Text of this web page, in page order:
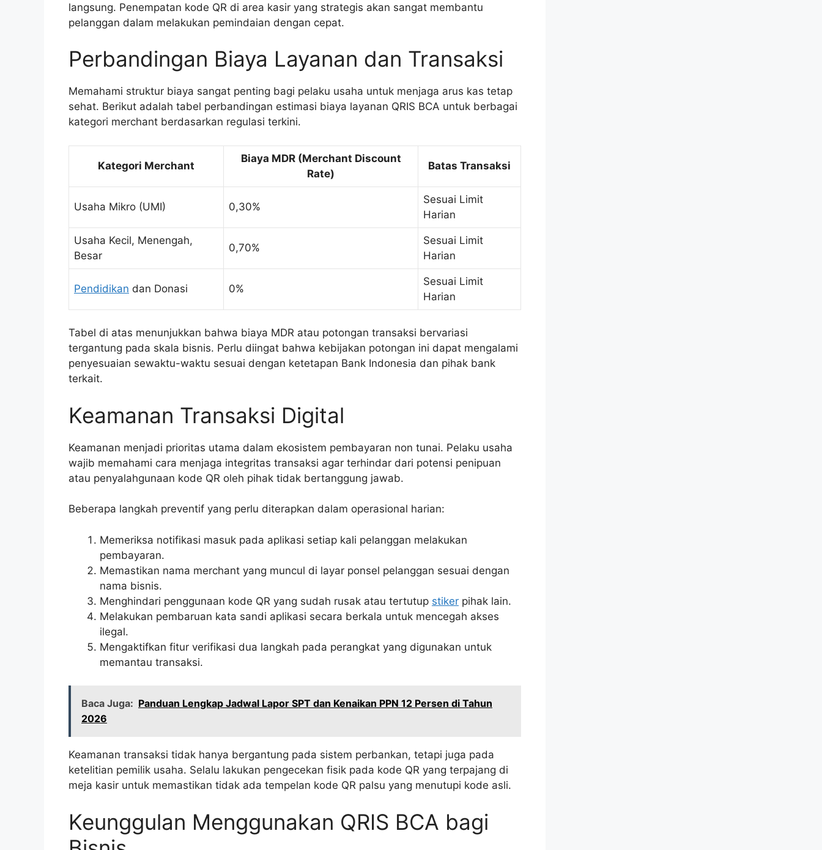
langsung. Penempatan kode QR di area kasir yang strategis akan sangat membantu
pelanggan dalam melakukan pemindaian dengan cepat.
Perbandingan Biaya Layanan dan Transaksi
Memahami struktur biaya sangat penting bagi pelaku usaha untuk menjaga arus kas tetap
sehat. Berikut adalah tabel perbandingan estimasi biaya layanan QRIS BCA untuk berbagai
kategori merchant berdasarkan regulasi terkini.
Kategori Merchant
Biaya MDR (Merchant Discount
Rate)
Batas Transaksi
Usaha Mikro (UMI) 0,30%
Sesuai Limit
Harian
Usaha Kecil, Menengah,
Besar
0,70%
Sesuai Limit
Harian
Pendidikan dan Donasi 0%
Sesuai Limit
Harian
Tabel di atas menunjukkan bahwa biaya MDR atau potongan transaksi bervariasi
tergantung pada skala bisnis. Perlu diingat bahwa kebijakan potongan ini dapat mengalami
penyesuaian sewaktu-waktu sesuai dengan ketetapan Bank Indonesia dan pihak bank
terkait.
Keamanan Transaksi Digital
Keamanan menjadi prioritas utama dalam ekosistem pembayaran non tunai. Pelaku usaha
wajib memahami cara menjaga integritas transaksi agar terhindar dari potensi penipuan
atau penyalahgunaan kode QR oleh pihak tidak bertanggung jawab.
Beberapa langkah preventif yang perlu diterapkan dalam operasional harian:
Memeriksa notifikasi masuk pada aplikasi setiap kali pelanggan melakukan
pembayaran.
Memastikan nama merchant yang muncul di layar ponsel pelanggan sesuai dengan
nama bisnis.
Menghindari penggunaan kode QR yang sudah rusak atau tertutup stiker pihak lain.
Melakukan pembaruan kata sandi aplikasi secara berkala untuk mencegah akses
ilegal.
Mengaktifkan fitur verifikasi dua langkah pada perangkat yang digunakan untuk
memantau transaksi.
Baca Juga: Panduan Lengkap Jadwal Lapor SPT dan Kenaikan PPN 12 Persen di Tahun
2026
Keamanan transaksi tidak hanya bergantung pada sistem perbankan, tetapi juga pada
ketelitian pemilik usaha. Selalu lakukan pengecekan fisik pada kode QR yang terpajang di
meja kasir untuk memastikan tidak ada tempelan kode QR palsu yang menutupi kode asli.
Keunggulan Menggunakan QRIS BCA bagi